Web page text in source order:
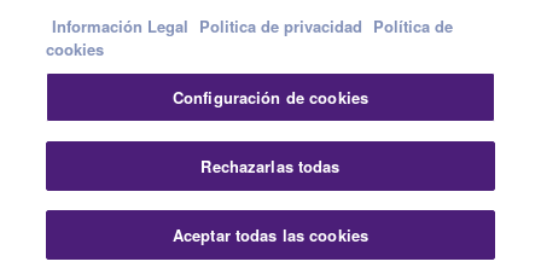
Gestión de seguridad inteligente
Descargas Contacte con nosotros
Información Legal Politica de privacidad Política de
cookies
Configuración de cookies
Rechazarlas todas
Aceptar todas las cookies